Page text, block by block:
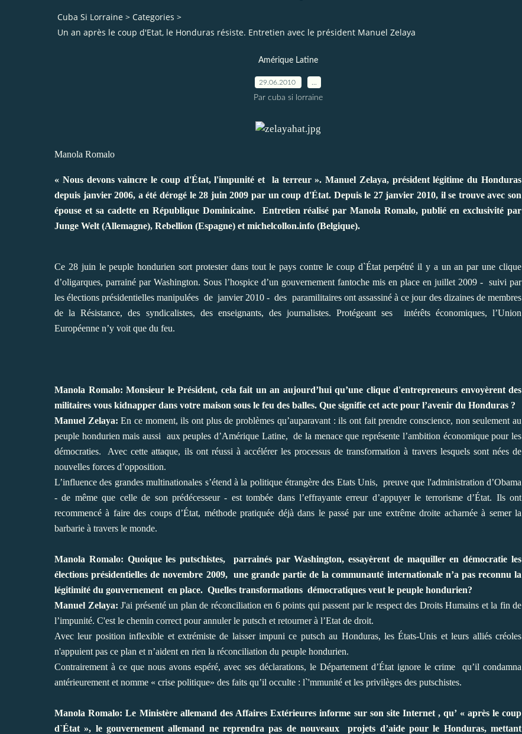
Cuba Si Lorraine > Categories >
Un an après le coup d'Etat, le Honduras résiste. Entretien avec le président Manuel Zelaya
Amérique Latine
29.06.2010
Par cuba si lorraine
Manola Romalo
« Nous devons vaincre le coup d'État, l'impunité et la terreur ». Manuel Zelaya, président légitime du Honduras
depuis janvier 2006, a été dérogé le 28 juin 2009 par un coup d'État. Depuis le 27 janvier 2010, il se trouve avec son
épouse et sa cadette en République Dominicaine. Entretien réalisé par Manola Romalo, publié en exclusivité par
Junge Welt (Allemagne), Rebellion (Espagne) et michelcollon.info (Belgique).
Ce 28 juin le peuple hondurien sort protester dans tout le pays contre le coup d`État perpétré il y a un an par une clique
d’oligarques, parrainé par Washington. Sous l’hospice d’un gouvernement fantoche mis en place en juillet 2009 - suivi par
les élections présidentielles manipulées de janvier 2010 - des paramilitaires ont assassiné à ce jour des dizaines de membres
de la Résistance, des syndicalistes, des enseignants, des journalistes. Protégeant ses intérêts économiques, l’Union
Européenne n’y voit que du feu.
Manola Romalo: Monsieur le Président, cela fait un an aujourd’hui qu’une clique d'entrepreneurs envoyèrent des
militaires vous kidnapper dans votre maison sous le feu des balles. Que signifie cet acte pour l’avenir du Honduras ?
Manuel Zelaya: En ce moment, ils ont plus de problèmes qu’auparavant : ils ont fait prendre conscience, non seulement au
peuple hondurien mais aussi aux peuples d’Amérique Latine, de la menace que représente l’ambition économique pour les
démocraties. Avec cette attaque, ils ont réussi à accélérer les processus de transformation à travers lesquels sont nées de
nouvelles forces d’opposition.
L’influence des grandes multinationales s’étend à la politique étrangère des Etats Unis, preuve que l'administration d’Obama
- de même que celle de son prédécesseur - est tombée dans l’effrayante erreur d’appuyer le terrorisme d’État. Ils ont
recommencé à faire des coups d’État, méthode pratiquée déjà dans le passé par une extrême droite acharnée à semer la
barbarie à travers le monde.
Manola Romalo: Quoique les putschistes, parrainés par Washington, essayèrent de maquiller en démocratie les
élections présidentielles de novembre 2009, une grande partie de la communauté internationale n’a pas reconnu la
légitimité du gouvernement en place. Quelles transformations démocratiques veut le peuple hondurien?
Manuel Zelaya: J'ai présenté un plan de réconciliation en 6 points qui passent par le respect des Droits Humains et la fin de
l’impunité. C'est le chemin correct pour annuler le putsch et retourner à l’Etat de droit.
Avec leur position inflexible et extrémiste de laisser impuni ce putsch au Honduras, les États-Unis et leurs alliés créoles
n'appuient pas ce plan et n’aident en rien la réconciliation du peuple hondurien.
Contrairement à ce que nous avons espéré, avec ses déclarations, le Département d’État ignore le crime qu’il condamna
antérieurement et nomme « crise politique» des faits qu’il occulte : l`'mmunité et les privilèges des putschistes.
Manola Romalo:Le Ministère allemand des Affaires Extérieures informe sur son site Internet , qu’ « après le coup
d`État », le gouvernement allemand ne reprendra pas de nouveaux projets d’aide pour le Honduras, mettant